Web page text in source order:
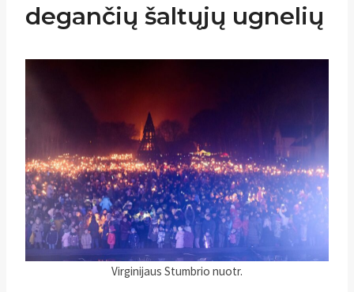
degančių šaltųjų ugnelių
Virginijaus Stumbrio nuotr.